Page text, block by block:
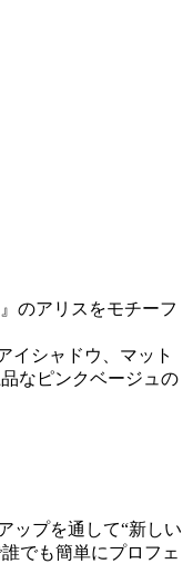
のアリスをモチーフ
イシャドウ、マット
なピンクベージュの
ップを通して“新しい
でも簡単にプロフェ